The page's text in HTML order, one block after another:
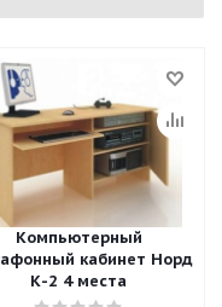
Компьютерный
кабинет Норд
К-2 4 места